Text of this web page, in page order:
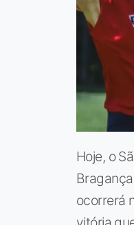
Hoje, o
ocorrerá